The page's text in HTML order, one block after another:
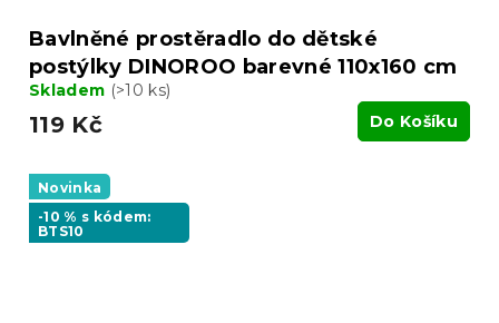
Bavlněné prostěradlo do dětské
postýlky DINOROO barevné 110x160 cm
Skladem (>10 ks)
119 Kč Do Košíku
Novinka
-10 % s kódem:
BTS10